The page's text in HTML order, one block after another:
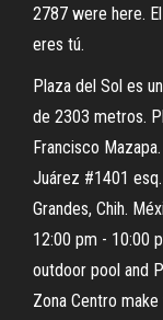
2787 were here.
eres tú.
Plaza del Sol es
de 2303 metros.
Francisco
Juárez #1401
Grandes, Chih.
12:00 pm - 10:00
outdoor pool and
Zona Centro